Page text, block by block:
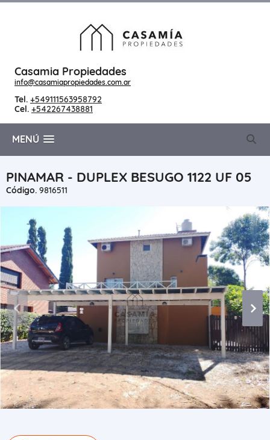
Casamia Propiedades
info@casamiapropiedades.com.ar
Tel. +549111563958792
Cel. +542267438881
MENÚ
PINAMAR - DUPLEX BESUGO 1122 UF 05
Código. 9816511